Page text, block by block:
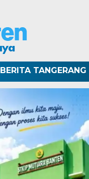
BERITA TANGERANG